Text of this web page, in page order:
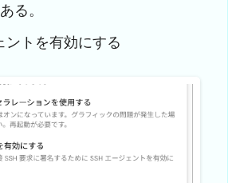
る。
ントを有効にする